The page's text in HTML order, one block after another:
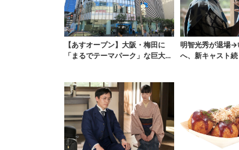
【あすオープン】大阪・梅田に
「まるでテーマパーク」な巨大ス
明智光秀が退場→
へ、新キャスト